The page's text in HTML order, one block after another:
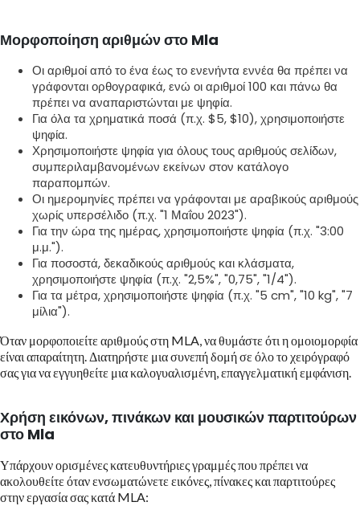
Μορφοποίηση αριθμών στο Mla
Οι αριθμοί από το ένα έως το ενενήντα εννέα θα πρέπει να
γράφονται ορθογραφικά, ενώ οι αριθμοί 100 και πάνω θα
πρέπει να αναπαριστώνται με ψηφία.
Για όλα τα χρηματικά ποσά (π.χ. $5, $10), χρησιμοποιήστε
ψηφία.
Χρησιμοποιήστε ψηφία για όλους τους αριθμούς σελίδων,
συμπεριλαμβανομένων εκείνων στον κατάλογο
παραπομπών.
Οι ημερομηνίες πρέπει να γράφονται με αραβικούς αριθμούς
χωρίς υπερσέλιδο (π.χ. "1 Μαΐου 2023").
Για την ώρα της ημέρας, χρησιμοποιήστε ψηφία (π.χ. "3:00
μ.μ.").
Για ποσοστά, δεκαδικούς αριθμούς και κλάσματα,
χρησιμοποιήστε ψηφία (π.χ. "2,5%", "0,75", "1/4").
Για τα μέτρα, χρησιμοποιήστε ψηφία (π.χ. "5 cm", "10 kg", "7
μίλια").
Όταν μορφοποιείτε αριθμούς στη MLA, να θυμάστε ότι η ομοιομορφία
είναι απαραίτητη. Διατηρήστε μια συνεπή δομή σε όλο το χειρόγραφό
σας για να εγγυηθείτε μια καλογυαλισμένη, επαγγελματική εμφάνιση.
Χρήση εικόνων, πινάκων και μουσικών παρτιτούρων
στο Mla
Υπάρχουν ορισμένες κατευθυντήριες γραμμές που πρέπει να
ακολουθείτε όταν ενσωματώνετε εικόνες, πίνακες και παρτιτούρες
στην εργασία σας κατά MLA: